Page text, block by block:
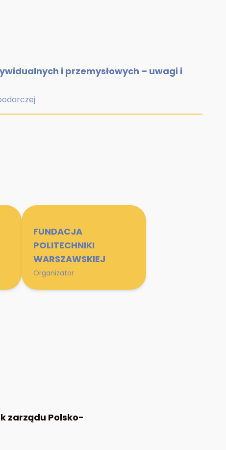
i przemysłowych – uwagi i
FUNDACJA
POLITECHNIKI
WARSZAWSKIEJ
Organizator
zarządu Polsko-